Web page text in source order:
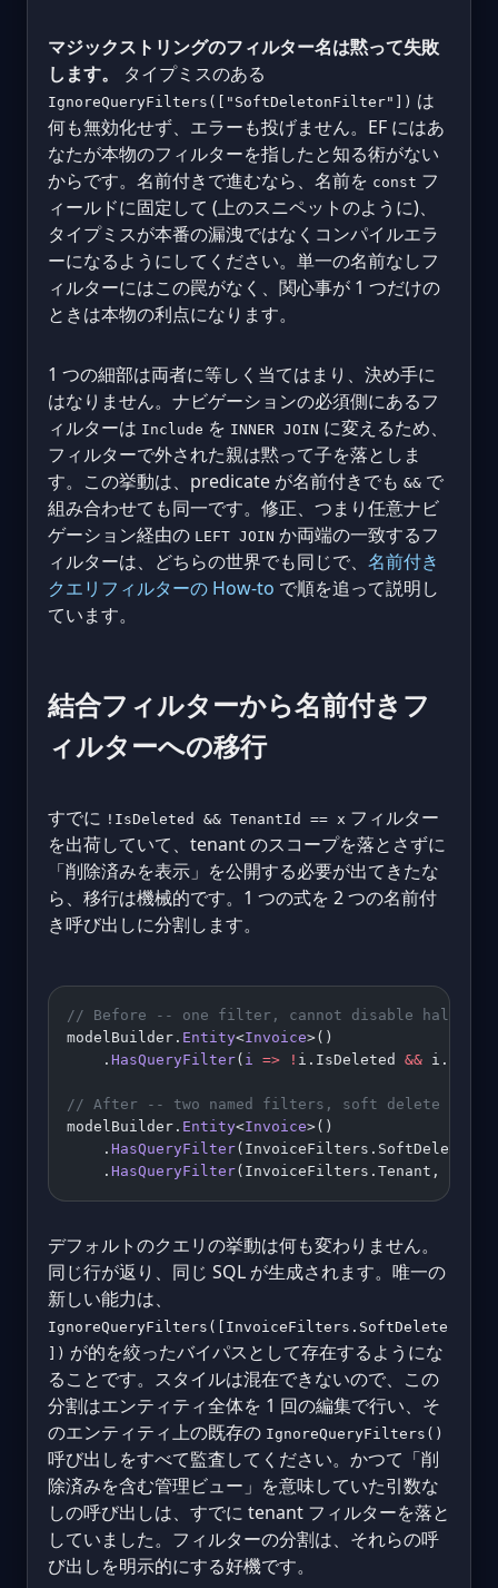
マジックストリングのフィルター名は黙って失敗
します。
タイプミスのある
IgnoreQueryFilters(["SoftDeletonFilter"]) は
何も無効化せず、エラーも投げません。EF にはあ
なたが本物のフィルターを指したと知る術がない
からです。名前付きで進むなら、名前を const フ
ィールドに固定して (上のスニペットのように)、
タイプミスが本番の漏洩ではなくコンパイルエラ
ーになるようにしてください。単一の名前なしフ
ィルターにはこの罠がなく、関心事が 1 つだけの
ときは本物の利点になります。
1 つの細部は両者に等しく当てはまり、決め手に
はなりません。ナビゲーションの必須側にあるフ
ィルターは Include を INNER JOIN に変えるため、
フィルターで外された親は黙って子を落としま
す。この挙動は、predicate が名前付きでも && で
組み合わせても同一です。修正、つまり任意ナビ
ゲーション経由の LEFT JOIN か両端の一致するフ
ィルターは、どちらの世界でも同じで、 名前付き
クエリフィルターの How-to で順を追って説明し
ています。
結合フィルターから名前付きフ
ィルターへの移行
すでに !IsDeleted && TenantId == x フィルター
を出荷していて、tenant のスコープを落とさずに
「削除済みを表示」を公開する必要が出てきたな
ら、移行は機械的です。1 つの式を 2 つの名前付
き呼び出しに分割します。
// Before -- one filter, cannot disable half of
modelBuilder. Entity<Invoice>()
    .
HasQueryFilter( i => ! i.IsDeleted &&
// After -- two named filters, soft delete now
modelBuilder. Entity<Invoice>()
    .
HasQueryFilter(InvoiceFilters.SoftDelete,
    .
HasQueryFilter(InvoiceFilters.Tenant,
デフォルトのクエリの挙動は何も変わりません。
同じ行が返り、同じ SQL が生成されます。唯一の
新しい能力は、
IgnoreQueryFilters([InvoiceFilters.SoftDelete
]) が的を絞ったバイパスとして存在するようにな
ることです。スタイルは混在できないので、この
分割はエンティティ全体を 1 回の編集で行い、そ
のエンティティ上の既存の IgnoreQueryFilters()
呼び出しをすべて監査してください。かつて「削
除済みを含む管理ビュー」を意味していた引数な
しの呼び出しは、すでに tenant フィルターを落と
していました。フィルターの分割は、それらの呼
び出しを明示的にする好機です。